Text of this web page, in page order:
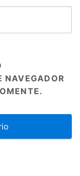
NAVEGADOR